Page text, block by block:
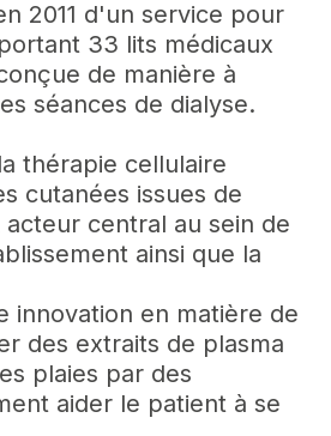
2011 d'un service pour
33 lits médicaux
de manière à
séances de dialyse.
thérapie cellulaire
cutanées issues de
central au sein de
ainsi que la
innovation en matière de
des extraits de plasma
plaies par des
aider le patient à se
Janvier 10, 2024
Agrandissement du
panneaux solaires…